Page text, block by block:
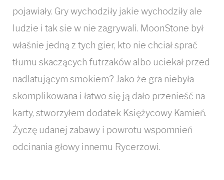
pojawiały. Gry wychodziły jakie wychodziły ale
ludzie i tak sie w nie zagrywali. MoonStone był
właśnie jedną z tych gier, kto nie chciał sprać
tłumu skaczących futrzaków albo uciekał przed
nadlatującym smokiem? Jako że gra niebyła
skomplikowana i łatwo się ją dało przenieść na
karty, stworzyłem dodatek Księżycowy Kamień.
Życzę udanej zabawy i powrotu wspomnień
odcinania głowy innemu Rycerzowi.